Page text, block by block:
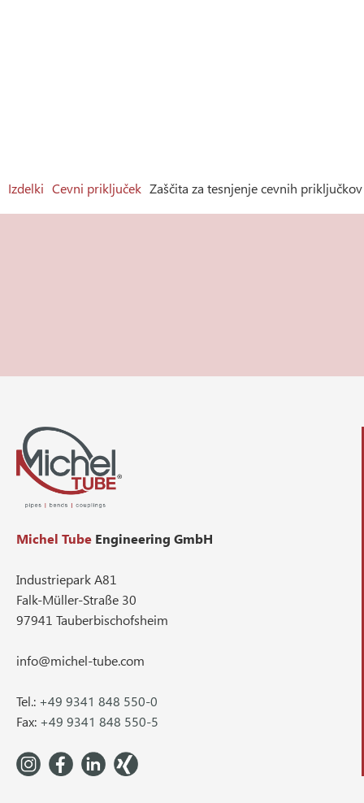
Izdelki Cevni priključek Zaščita za tesnjenje cevnih priključkov
Michel Tube Engineering GmbH
Industriepark A81
Falk-Müller-Straße 30
97941 Tauberbischofsheim
info@michel-tube.com
Tel.: +49 9341 848 550-0
Fax: +49 9341 848 550-5